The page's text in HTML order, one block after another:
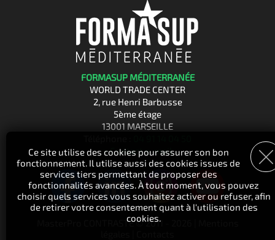
FORMASUP MÉDITERRANÉE
WORLD TRADE CENTER
2, rue Henri Barbusse
5ème étage
13001 MARSEILLE
> Contact e-mail
MasterPro CONTRASTE © 2011 - 2026 |
Ce site utilise des cookies pour assurer son bon
fonctionnement. Il utilise aussi des cookies issues de
services tiers permettant de proposer des
fonctionnalités avancées. À tout moment, vous pouvez
choisir quels services vous souhaitez activer ou refuser, afin
de retirer votre consentement quant à l'utilisation des
cookies.